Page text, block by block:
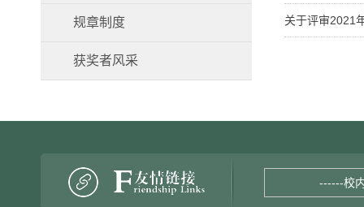
规章制度
获奖者风采
关于评审2021
------校